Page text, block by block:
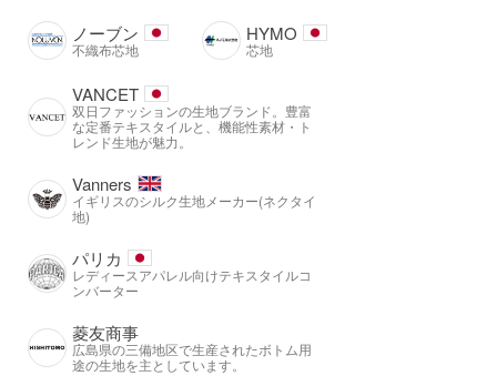
ノーブン
不織布芯地
HYMO
芯地
VANCET
双日ファッションの生地ブランド。豊富
な定番テキスタイルと、機能性素材・ト
レンド生地が魅力。
Vanners
イギリスのシルク生地メーカー(ネクタイ
地)
パリカ
レディースアパレル向けテキスタイルコ
ンバーター
菱友商事
広島県の三備地区で生産されたボトム用
途の生地を主としています。